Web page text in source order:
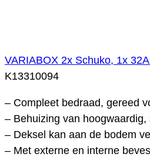
VARIABOX 2x Schuko, 1x
K13310094
– Compleet bedraad, gereed
– Behuizing van
– Deksel kan aan de bodem
– Met externe en interne